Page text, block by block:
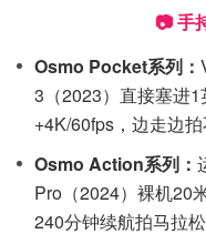
📷 手
Osmo Pocket系列：
3（2023）直接塞进
+4K/60fps，边走边拍
Osmo Action系列：
Pro（2024）裸机20
240分钟续航拍马拉